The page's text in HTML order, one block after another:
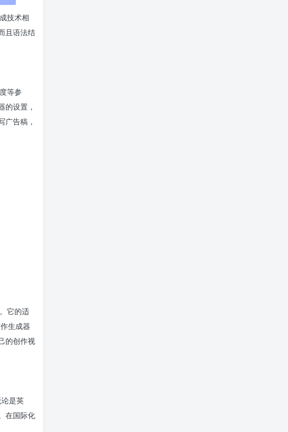
技术相
且语法结
等参
的设置，
广告稿，
它的适
生成器
的创作视
是英
在国际化